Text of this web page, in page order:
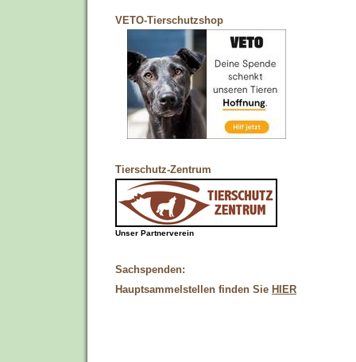
VETO-Tierschutzshop
Tierschutz-Zentrum
Unser Partnerverein
Sachspenden:
Hauptsammelstellen finden Sie HIER